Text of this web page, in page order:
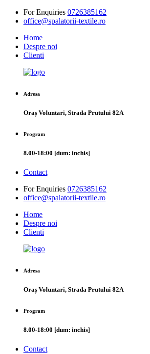
For Enquiries 0726385162
office@spalatorii-textile.ro
Home
Despre noi
Clienti
Adresa
Oraș Voluntari, Strada Prutului 82A
Program
8.00-18:00 [dum: inchis]
Contact
For Enquiries 0726385162
office@spalatorii-textile.ro
Home
Despre noi
Clienti
Adresa
Oraș Voluntari, Strada Prutului 82A
Program
8.00-18:00 [dum: inchis]
Contact